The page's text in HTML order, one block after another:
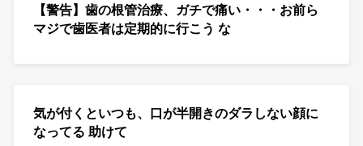
【警告】歯の根管治療、ガチで痛い・・・お前ら
マジで歯医者は定期的に行こう な
気が付くといつも、口が半開きのダラしない顔に
なってる 助けて